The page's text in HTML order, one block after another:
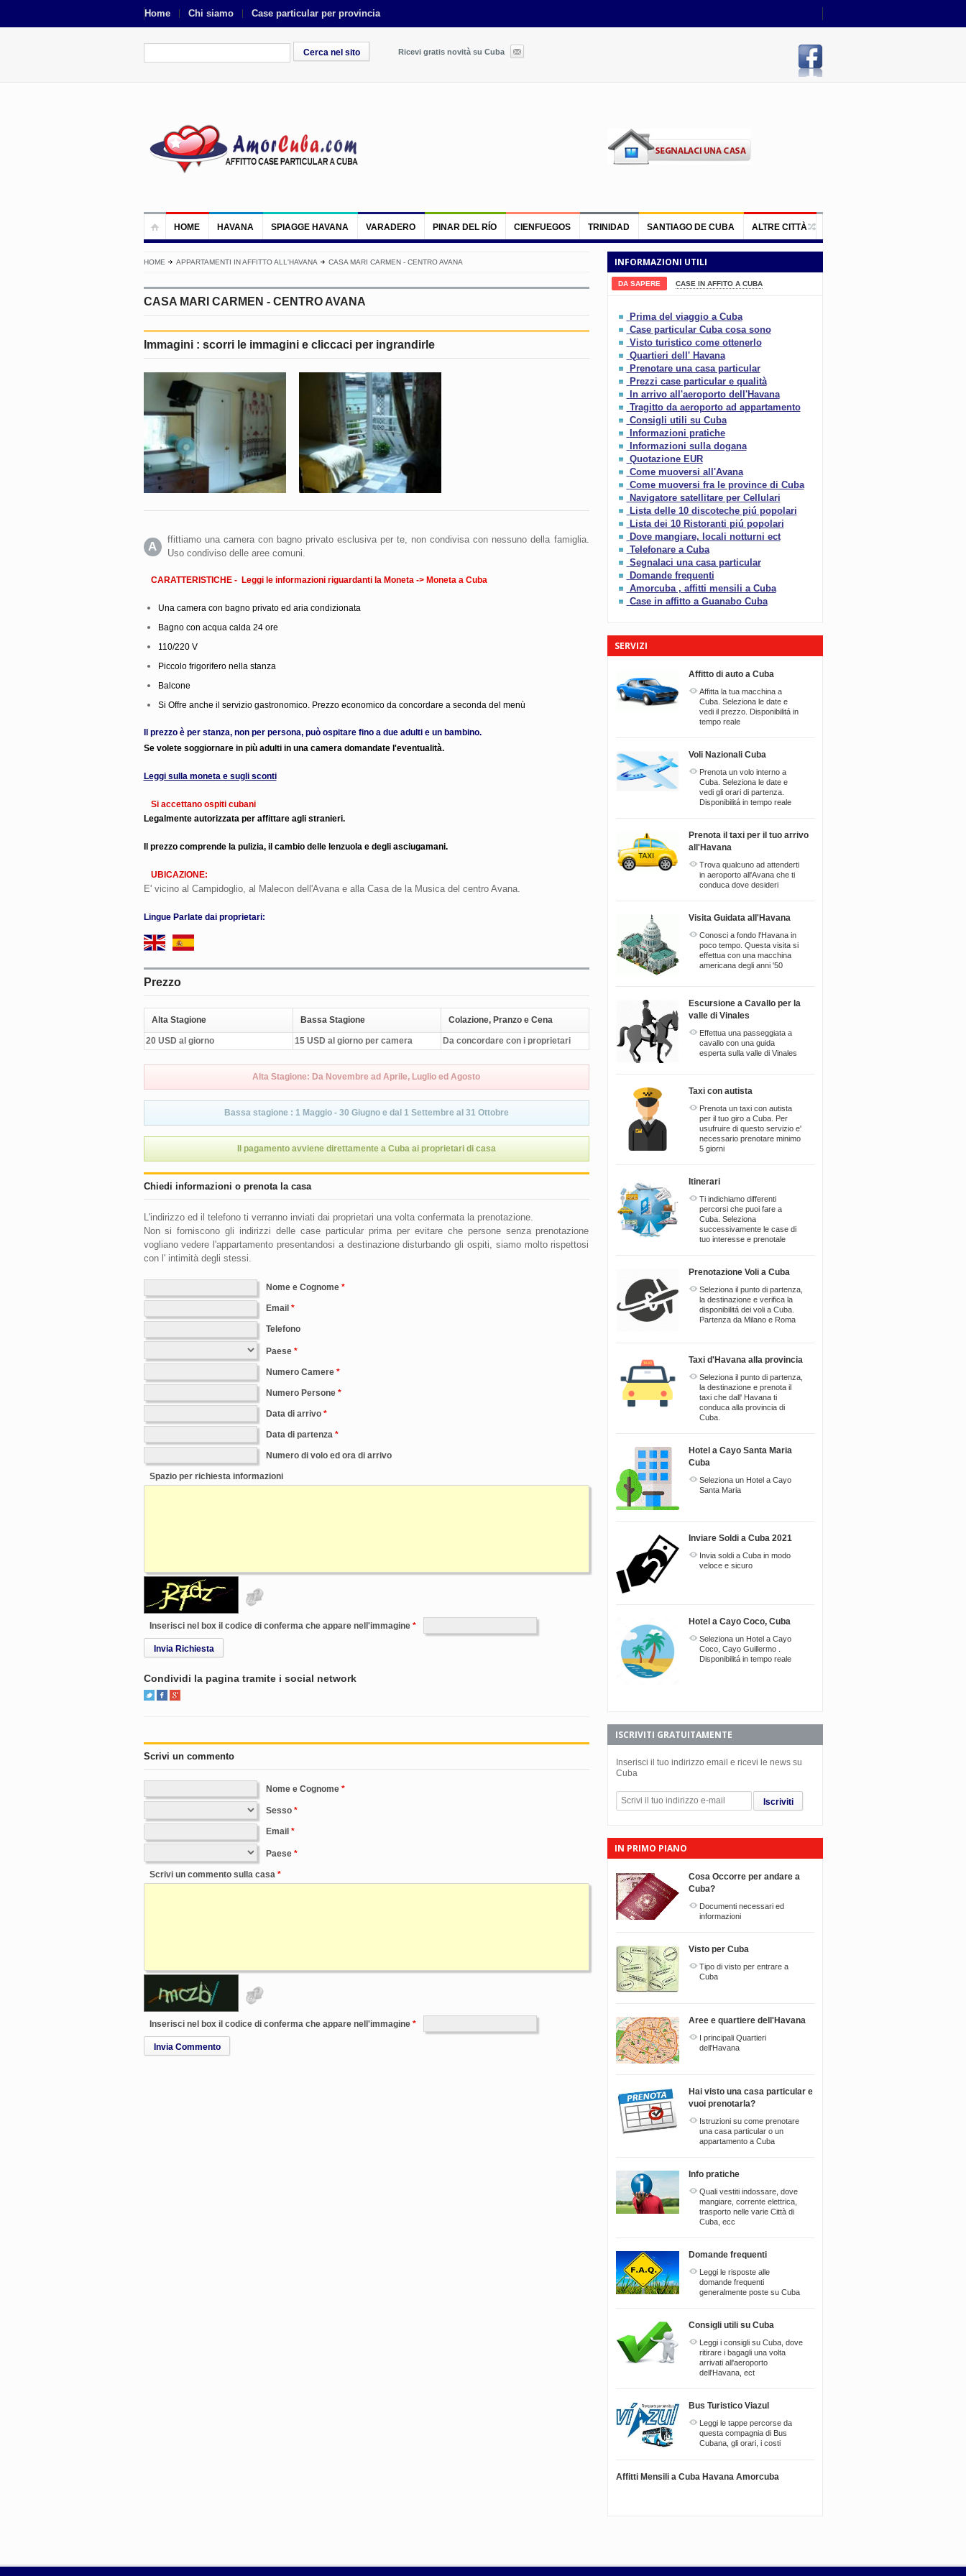
Home Chi siamo Case particular per provincia
Ricevi gratis novità su Cuba
HOME HAVANA SPIAGGE HAVANA VARADERO PINAR DEL RÍO CIENFUEGOS TRINIDAD SANTIAGO DE CUBA ALTRE CITTÀ
HOME APPARTAMENTI IN AFFITTO ALL'HAVANA CASA MARI CARMEN - CENTRO AVANA
CASA MARI CARMEN - CENTRO AVANA
Immagini : scorri le immagini e cliccaci per ingrandirle
A
ffittiamo una camera con bagno privato esclusiva per te, non condivisa con nessuno della famiglia.
Uso condiviso delle aree comuni.
CARATTERISTICHE - Leggi le informazioni riguardanti la Moneta -> Moneta a Cuba
Una camera con bagno privato ed aria condizionata
Bagno con acqua calda 24 ore
110/220 V
Piccolo frigorifero nella stanza
Balcone
Si Offre anche il servizio gastronomico. Prezzo economico da concordare a seconda del menù
Il prezzo è per stanza, non per persona, può ospitare fino a due adulti e un bambino.
Se volete soggiornare in più adulti in una camera domandate l'eventualità.
Leggi sulla moneta e sugli sconti
Si accettano ospiti cubani
Legalmente autorizzata per affittare agli stranieri.
Il prezzo comprende la pulizia, il cambio delle lenzuola e degli asciugamani.
UBICAZIONE:
E' vicino al Campidoglio, al Malecon dell'Avana e alla Casa de la Musica del centro Avana.
Lingue Parlate dai proprietari:
Prezzo
Alta Stagione Bassa Stagione Colazione, Pranzo e Cena
20 USD al giorno 15 USD al giorno per camera Da concordare con i proprietari
Alta Stagione: Da Novembre ad Aprile, Luglio ed Agosto
Bassa stagione : 1 Maggio - 30 Giugno e dal 1 Settembre al 31 Ottobre
Il pagamento avviene direttamente a Cuba ai proprietari di casa
Chiedi informazioni o prenota la casa
L'indirizzo ed il telefono ti verranno inviati dai proprietari una volta confermata la prenotazione.
Non si forniscono gli indirizzi delle case particular prima per evitare che persone senza prenotazione
vogliano vedere l'appartamento presentandosi a destinazione disturbando gli ospiti, siamo molto rispettosi
con l' intimità degli stessi.
Nome e Cognome
Email
Telefono
Paese
Numero Camere
Numero Persone
Data di arrivo
Data di partenza
Numero di volo ed ora di arrivo
Spazio per richiesta informazioni
Inserisci nel box il codice di conferma che appare nell'immagine
Invia Richiesta
Condividi la pagina tramite i social network
Scrivi un commento
Nome e Cognome
Sesso
Email
Paese
Scrivi un commento sulla casa
Inserisci nel box il codice di conferma che appare nell'immagine
Invia Commento
INFORMAZIONI UTILI
DA SAPERE CASE IN AFFITO A CUBA
Prima del viaggio a Cuba
Case particular Cuba cosa sono
Visto turistico come ottenerlo
Quartieri dell' Havana
Prenotare una casa particular
Prezzi case particular e qualità
In arrivo all'aeroporto dell'Havana
Tragitto da aeroporto ad appartamento
Consigli utili su Cuba
Informazioni pratiche
Informazioni sulla dogana
Quotazione EUR
Come muoversi all'Avana
Come muoversi fra le province di Cuba
Navigatore satellitare per Cellulari
Lista delle 10 discoteche piú popolari
Lista dei 10 Ristoranti piú popolari
Dove mangiare, locali notturni ect
Telefonare a Cuba
Segnalaci una casa particular
Domande frequenti
Amorcuba , affitti mensili a Cuba
Case in affitto a Guanabo Cuba
SERVIZI
Affitto di auto a Cuba
Affitta la tua macchina a
Cuba. Seleziona le date e
vedi il prezzo. Disponibilitá in
tempo reale
Voli Nazionali Cuba
Prenota un volo interno a
Cuba. Seleziona le date e
vedi gli orari di partenza.
Disponibilitá in tempo reale
Prenota il taxi per il tuo arrivo
all'Havana
Trova qualcuno ad attenderti
in aeroporto all'Avana che ti
conduca dove desideri
Visita Guidata all'Havana
Conosci a fondo l'Havana in
poco tempo. Questa visita si
effettua con una macchina
americana degli anni '50
Escursione a Cavallo per la
valle di Vinales
Effettua una passeggiata a
cavallo con una guida
esperta sulla valle di Vinales
Taxi con autista
Prenota un taxi con autista
per il tuo giro a Cuba. Per
usufruire di questo servizio e'
necessario prenotare minimo
5 giorni
Itinerari
Ti indichiamo differenti
percorsi che puoi fare a
Cuba. Seleziona
successivamente le case di
tuo interesse e prenotale
Prenotazione Voli a Cuba
Seleziona il punto di partenza,
la destinazione e verifica la
disponibilitá dei voli a Cuba.
Partenza da Milano e Roma
Taxi d'Havana alla provincia
Seleziona il punto di partenza,
la destinazione e prenota il
taxi che dall' Havana ti
conduca alla provincia di
Cuba.
Hotel a Cayo Santa Maria
Cuba
Seleziona un Hotel a Cayo
Santa Maria
Inviare Soldi a Cuba 2021
Invia soldi a Cuba in modo
veloce e sicuro
Hotel a Cayo Coco, Cuba
Seleziona un Hotel a Cayo
Coco, Cayo Guillermo .
Disponibilitá in tempo reale
ISCRIVITI GRATUITAMENTE
Inserisci il tuo indirizzo email e ricevi le news su
Cuba
Iscriviti
IN PRIMO PIANO
Cosa Occorre per andare a
Cuba?
Documenti necessari ed
informazioni
Visto per Cuba
Tipo di visto per entrare a
Cuba
Aree e quartiere dell'Havana
I principali Quartieri
dell'Havana
Hai visto una casa particular e
vuoi prenotarla?
Istruzioni su come prenotare
una casa particular o un
appartamento a Cuba
Info pratiche
Quali vestiti indossare, dove
mangiare, corrente elettrica,
trasporto nelle varie Città di
Cuba, ecc
Domande frequenti
Leggi le risposte alle
domande frequenti
generalmente poste su Cuba
Consigli utili su Cuba
Leggi i consigli su Cuba, dove
ritirare i bagagli una volta
arrivati all'aeroporto
dell'Havana, ect
Bus Turistico Viazul
Leggi le tappe percorse da
questa compagnia di Bus
Cubana, gli orari, i costi
Affitti Mensili a Cuba Havana Amorcuba